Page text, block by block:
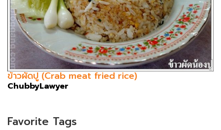
ข้าวผัดปู (Crab meat fried rice)
ChubbyLawyer
Favorite Tags